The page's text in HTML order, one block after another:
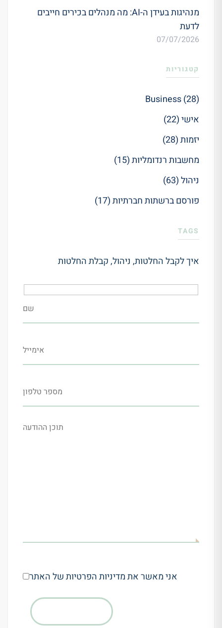
מנהיגות בעידן ה-AI: מה מנהלים בכירים חייבים
לדעת
07/07/2026
קטגוריות
Business (28)
אישי (22)
יזמות (28)
מחשבות רנדומליות (15)
ניהול (63)
פורסם ברשתות חברתיות (17)
TAGS
איך לקבל החלטות, ניהול,קבלת החלטות
אני מאשר את מדיניות הפרטיות של האתר